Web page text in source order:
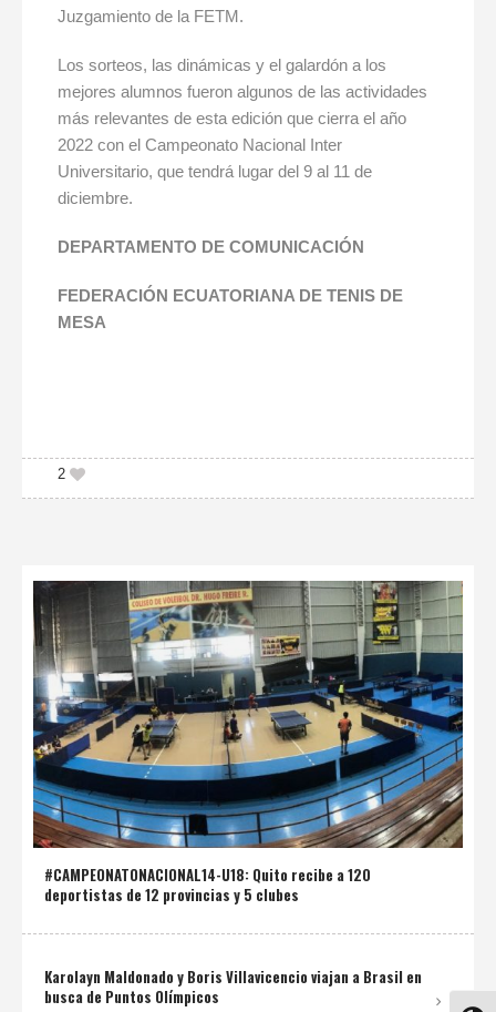
Juzgamiento de la FETM.
Los sorteos, las dinámicas y el galardón a los
mejores alumnos fueron algunos de las actividades
más relevantes de esta edición que cierra el año
2022 con el Campeonato Nacional Inter
Universitario, que tendrá lugar del 9 al 11 de
diciembre.
DEPARTAMENTO DE COMUNICACIÓN
FEDERACIÓN ECUATORIANA DE TENIS DE
MESA
2
#CAMPEONATONACIONAL14-U18: Quito recibe a 120
deportistas de 12 provincias y 5 clubes
Karolayn Maldonado y Boris Villavicencio viajan a Brasil en
busca de Puntos Olímpicos